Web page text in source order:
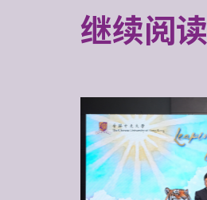
继续阅读